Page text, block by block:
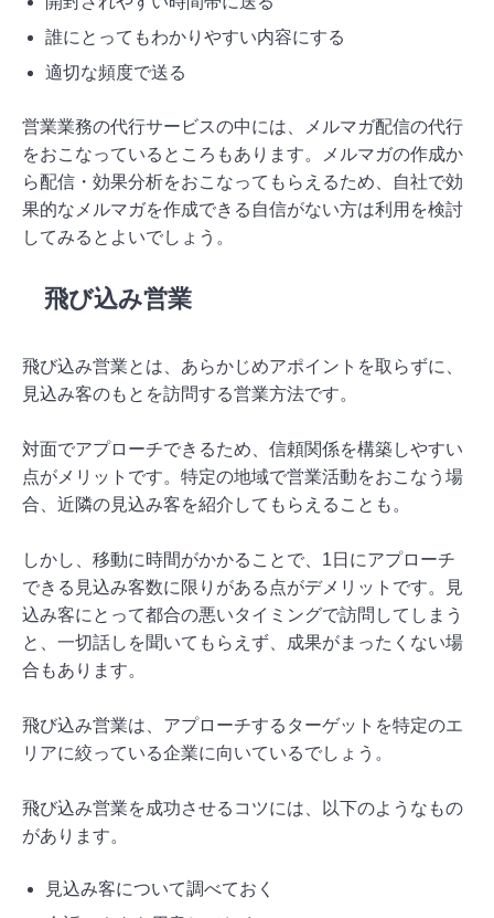
誰にとってもわかりやすい内容にする
適切な頻度で送る
営業業務の代行サービスの中には、メルマガ配信の代行
をおこなっているところもあります。メルマガの作成か
ら配信・効果分析をおこなってもらえるため、自社で効
果的なメルマガを作成できる自信がない方は利用を検討
してみるとよいでしょう。
飛び込み営業
飛び込み営業とは、あらかじめアポイントを取らずに、
見込み客のもとを訪問する営業方法です。
対面でアプローチできるため、信頼関係を構築しやすい
点がメリットです。特定の地域で営業活動をおこなう場
合、近隣の見込み客を紹介してもらえることも。
しかし、移動に時間がかかることで、1日にアプローチ
できる見込み客数に限りがある点がデメリットです。見
込み客にとって都合の悪いタイミングで訪問してしまう
と、一切話しを聞いてもらえず、成果がまったくない場
合もあります。
飛び込み営業は、アプローチするターゲットを特定のエ
リアに絞っている企業に向いているでしょう。
飛び込み営業を成功させるコツには、以下のようなもの
があります。
見込み客について調べておく